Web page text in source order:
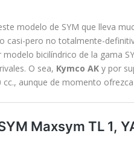
modelo de SYM que lleva
casi-pero no totalmente-
bicilíndrico de la gama
O sea, Kymco AKy por
cc., aunque de momento